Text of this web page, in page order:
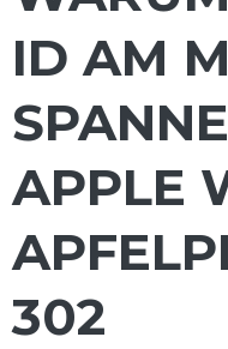
ID AM
APPLE
302